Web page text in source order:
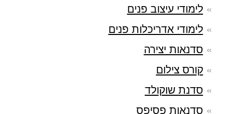
לימודי עיצוב פנים
לימודי אדריכלות פנים
סדנאות יצירה
קורס צילום
סדנת שוקולד
סדנאות פסיפס